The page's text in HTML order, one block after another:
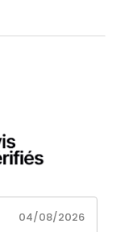
04/08/2026